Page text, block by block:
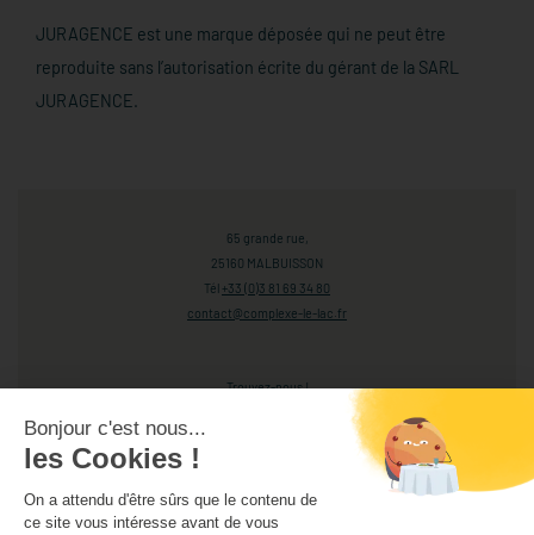
Bonjour c'est nous...
les Cookies !
On a attendu d'être sûrs que le contenu de
ce site vous intéresse avant de vous
JURAGENCE est une marque déposée qui ne peut être
reproduite sans l’autorisation écrite du gérant de la SARL
JURAGENCE.
65 grande rue,
25160 MALBUISSON
Tél +33 (0)3 81 69 34 80
contact@complexe-le-lac.fr
Trouvez-nous !
Suivez-nous !